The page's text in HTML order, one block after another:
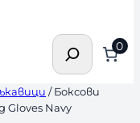
Търсене 0
/ Боксови
Gloves Navy